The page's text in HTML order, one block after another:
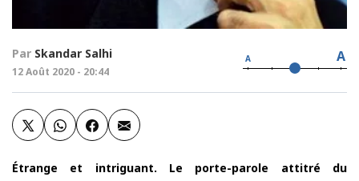
Par Skandar Salhi
12 Août 2020 - 20:44
A A
Étrange et intriguant. Le porte-parole attitré du